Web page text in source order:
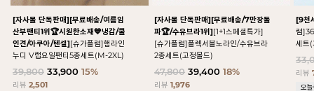
[자사몰 단독판매][무료배송/여름임
산부팬티1위🏆시원한소재💙냉감/쿨
인견/아쿠아/텐셀][슈가플럼]햄라인
누디 V랩요일팬티5종세트(M-2XL)
39,800 33,900 15%
리뷰 2,501
[자사몰 단독판매][무료배송/7만장돌
파🏆/수유브라1위][1+1스페셜특가]
[슈가플럼]플렉서블노라인/수유브라
2종세트(고정몰드)
47,800 39,400 18%
리뷰1,976
[9천
럼
세트
리뷰